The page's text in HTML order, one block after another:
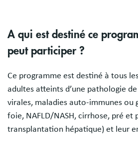
A qui est destiné ce
peut participer ?
Ce programme est destiné à tous
adultes atteints d’une pathologie
virales, maladies auto-immunes ou
foie, NAFLD/NASH, cirrhose, pré et
transplantation hépatique) et leur